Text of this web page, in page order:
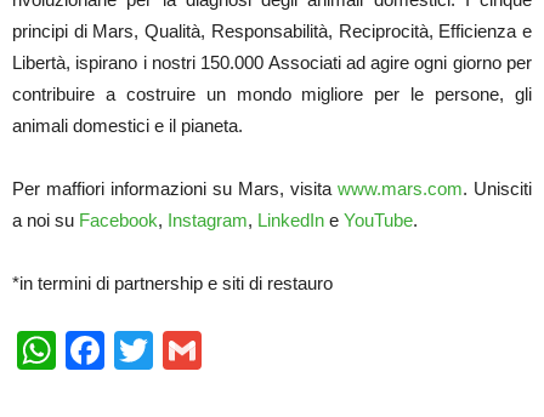
principi di Mars, Qualità, Responsabilità, Reciprocità, Efficienza e
Libertà, ispirano i nostri 150.000 Associati ad agire ogni giorno per
contribuire a costruire un mondo migliore per le persone, gli
animali domestici e il pianeta.
Per maffiori informazioni su Mars, visita www.mars.com. Unisciti
a noi su Facebook, Instagram, LinkedIn e YouTube.
*in termini di partnership e siti di restauro
WhatsApp
Facebook
Twitter